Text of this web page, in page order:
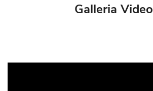
Galleria Video